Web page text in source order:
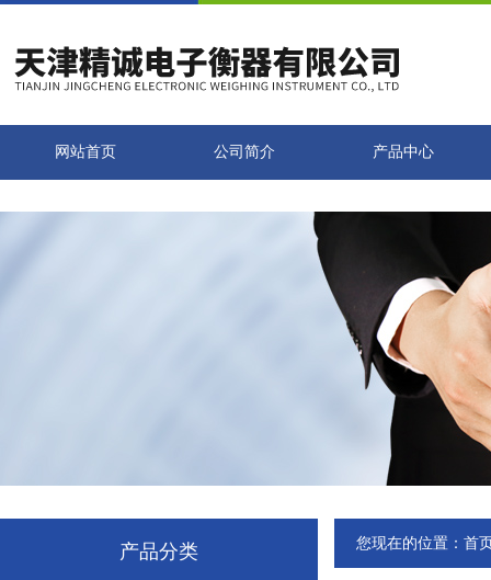
网站首页 公司简介 产品中心
产品分类 您现在的位置： 首